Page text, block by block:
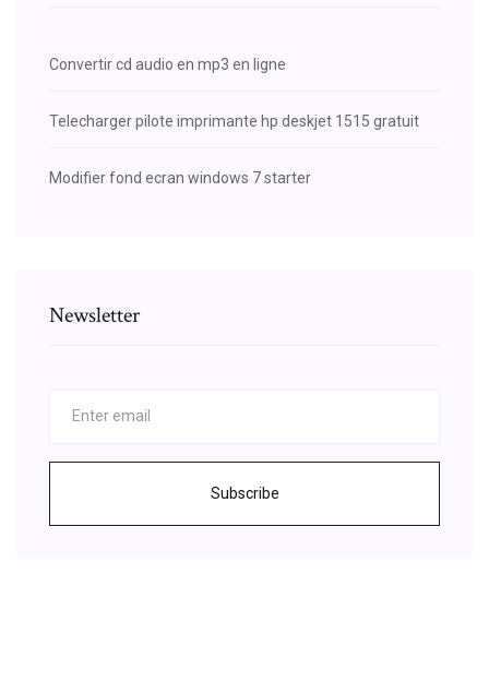
Convertir cd audio en mp3 en ligne
Telecharger pilote imprimante hp deskjet 1515 gratuit
Modifier fond ecran windows 7 starter
Newsletter
Subscribe